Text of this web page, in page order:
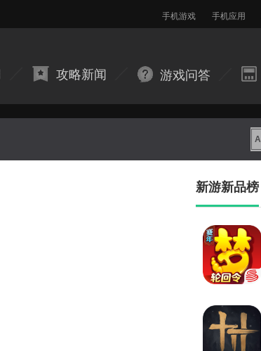
手机游戏 手机应用
攻略新闻 游戏问答
新游新品榜